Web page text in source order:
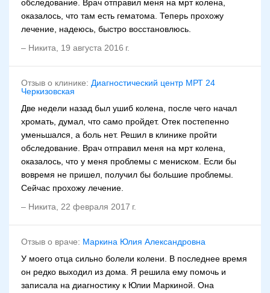
обследование. Врач отправил меня на мрт колена,
оказалось, что там есть гематома. Теперь прохожу
лечение, надеюсь, быстро восстановлюсь.
– Никита 19 августа 2016 г.
Отзыв о клинике: Диагностический центр МРТ 24
Черкизовская
Две недели назад был ушиб колена, после чего начал
хромать, думал, что само пройдет. Отек постепенно
уменьшался, а боль нет. Решил в клинике пройти
обследование. Врач отправил меня на мрт колена,
оказалось, что у меня проблемы с мениском. Если бы
вовремя не пришел, получил бы большие проблемы.
Сейчас прохожу лечение.
– Никита 22 февраля 2017 г.
Отзыв о враче: Маркина Юлия Александровна
У моего отца сильно болели колени. В последнее время
он редко выходил из дома. Я решила ему помочь и
записала на диагностику к Юлии Маркиной. Она